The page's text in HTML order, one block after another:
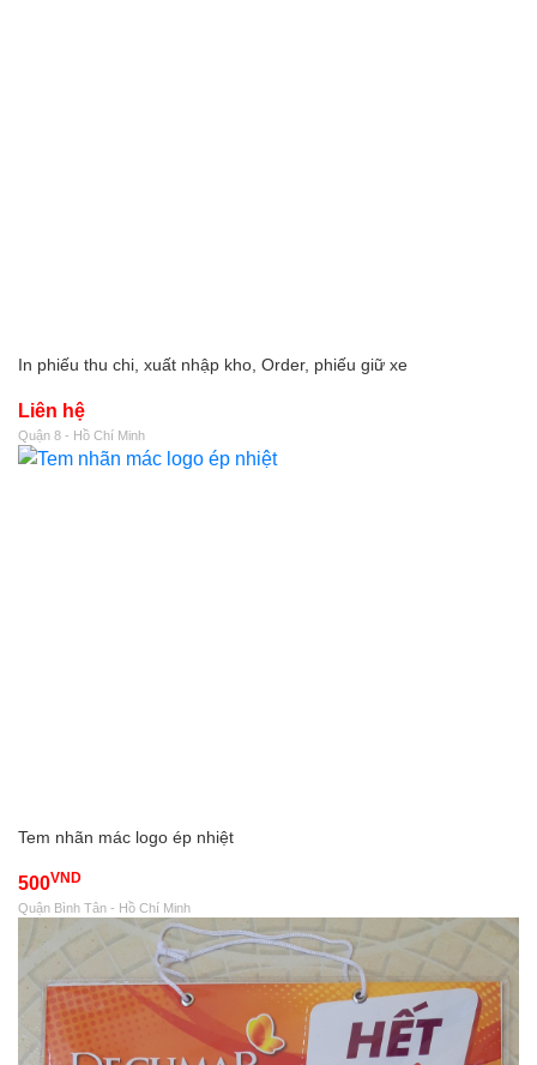
In phiếu thu chi, xuất nhập kho, Order, phiếu giữ xe
Liên hệ
Quận 8 - Hồ Chí Minh
Tem nhãn mác logo ép nhiệt
500VND
Quận Bình Tân - Hồ Chí Minh